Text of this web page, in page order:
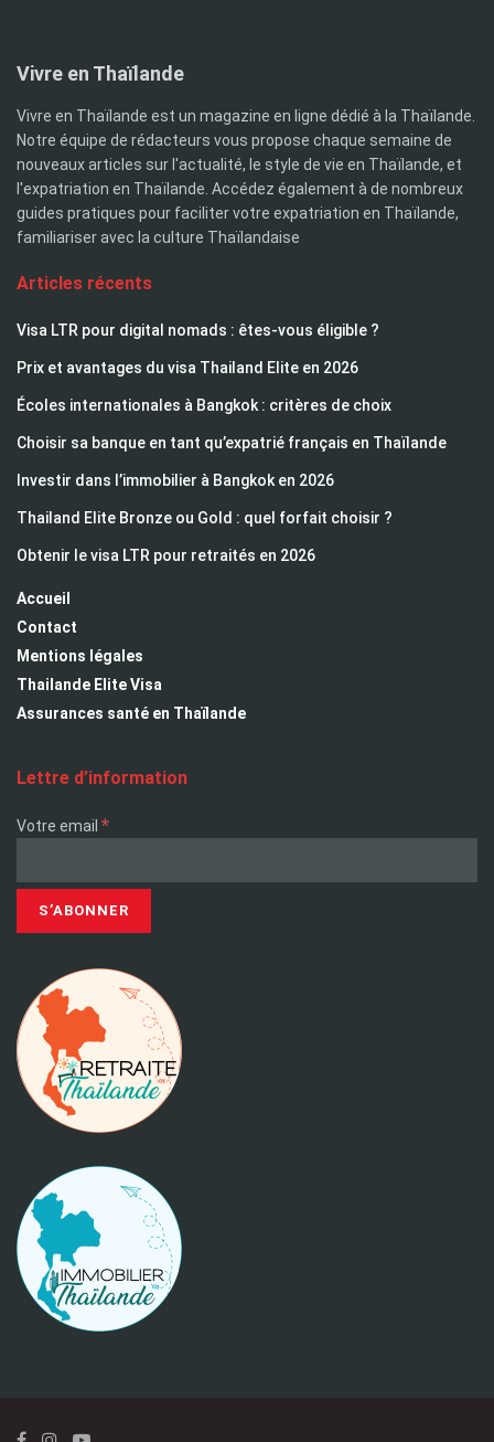
Vivre en Thaïlande
Vivre en Thaïlande est un magazine en ligne dédié à la Thaïlande.
Notre équipe de rédacteurs vous propose chaque semaine de
nouveaux articles sur l'actualité, le style de vie en Thaïlande, et
l'expatriation en Thaïlande. Accédez également à de nombreux
guides pratiques pour faciliter votre expatriation en Thaïlande,
familiariser avec la culture Thaïlandaise
Articles récents
Visa LTR pour digital nomads : êtes-vous éligible ?
Prix et avantages du visa Thailand Elite en 2026
Écoles internationales à Bangkok : critères de choix
Choisir sa banque en tant qu’expatrié français en Thaïlande
Investir dans l’immobilier à Bangkok en 2026
Thailand Elite Bronze ou Gold : quel forfait choisir ?
Obtenir le visa LTR pour retraités en 2026
Accueil
Contact
Mentions légales
Thailande Elite Visa
Assurances santé en Thaïlande
Lettre d’information
Votre email *